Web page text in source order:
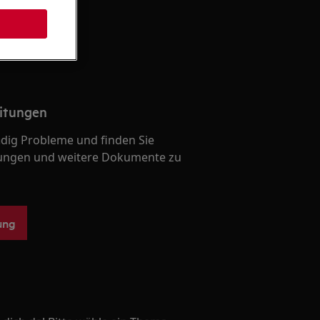
Probleme und finden Sie
und weitere Dokumente zu